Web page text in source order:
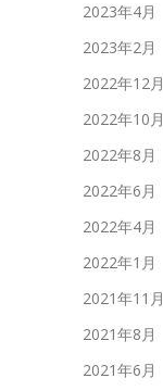
2023年4月
2023年2月
2022年12月
2022年10月
2022年8月
2022年6月
2022年4月
2022年1月
2021年11月
2021年8月
2021年6月